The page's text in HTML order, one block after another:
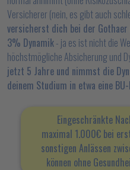
Versicherer (nein, es gibt auch
versicherst dich bei der
3% Dynamik- ja es ist nicht die
höchstmögliche Absicherung und
jetzt 5 Jahre und nimmst die
deinem Studium in etwa eine
Eingeschränkte
maximal 1.000€ bei
sonstigen Anlässen
können ohne